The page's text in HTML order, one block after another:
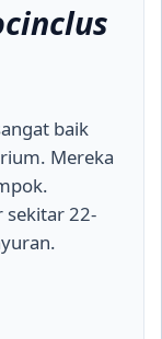
baik
Mereka
sekitar 22-